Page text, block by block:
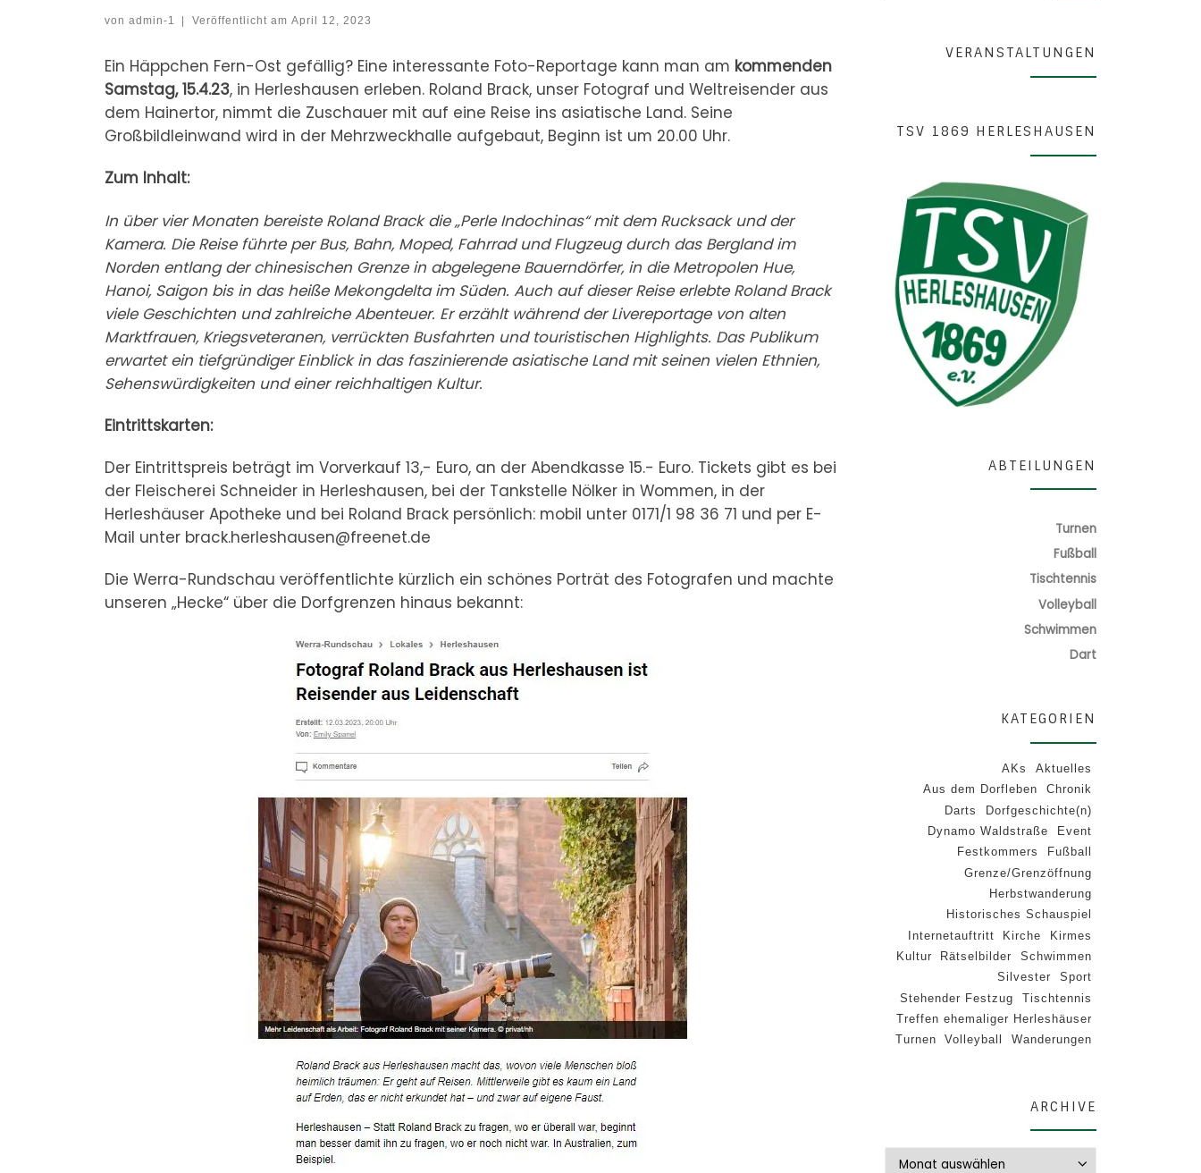
von admin-1 Veröffentlicht am April 12, 2023
Ein Häppchen Fern-Ost gefällig? Eine interessante Foto-Reportage kann man am kommenden
Samstag, 15.4.23, in Herleshausen erleben. Roland Brack, unser Fotograf und Weltreisender aus
dem Hainertor, nimmt die Zuschauer mit auf eine Reise ins asiatische Land. Seine
Großbildleinwand wird in der Mehrzweckhalle aufgebaut, Beginn ist um 20.00 Uhr.
Zum Inhalt:
In über vier Monaten bereiste Roland Brack die „Perle Indochinas“ mit dem Rucksack und der
Kamera. Die Reise führte per Bus, Bahn, Moped, Fahrrad und Flugzeug durch das Bergland im
Norden entlang der chinesischen Grenze in abgelegene Bauerndörfer, in die Metropolen Hue,
Hanoi, Saigon bis in das heiße Mekongdelta im Süden. Auch auf dieser Reise erlebte Roland Brack
viele Geschichten und zahlreiche Abenteuer. Er erzählt während der Livereportage von alten
Marktfrauen, Kriegsveteranen, verrückten Busfahrten und touristischen Highlights. Das Publikum
erwartet ein tiefgründiger Einblick in das faszinierende asiatische Land mit seinen vielen Ethnien,
Sehenswürdigkeiten und einer reichhaltigen Kultur.
Eintrittskarten:
Der Eintrittspreis beträgt im Vorverkauf 13,- Euro, an der Abendkasse 15.- Euro. Tickets gibt es bei
der Fleischerei Schneider in Herleshausen, bei der Tankstelle Nölker in Wommen, in der
Herleshäuser Apotheke und bei Roland Brack persönlich: mobil unter 0171/1 98 36 71 und per E-
Mail unter brack.herleshausen@freenet.de
Die Werra-Rundschau veröffentlichte kürzlich ein schönes Porträt des Fotografen und machte
unseren „Hecke“ über die Dorfgrenzen hinaus bekannt:
VERANSTALTUNGEN
TSV 1869 HERLESHAUSEN
ABTEILUNGEN
Turnen
Fußball
Tischtennis
Volleyball
Schwimmen
Dart
KATEGORIEN
AKs
Aktuelles
Aus dem Dorfleben
Chronik
Darts
Dorfgeschichte(n)
Dynamo Waldstraße
Event
Festkommers
Fußball
Grenze/Grenzöffnung
Herbstwanderung
Historisches Schauspiel
Internetauftritt
Kirche
Kirmes
Kultur
Rätselbilder
Schwimmen
Silvester
Sport
Stehender Festzug
Tischtennis
Treffen ehemaliger Herleshäuser
Turnen
Volleyball Wanderungen
ARCHIVE